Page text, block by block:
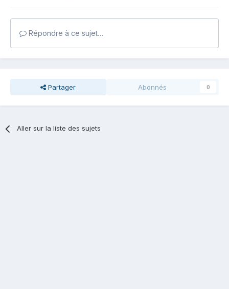
Répondre à ce sujet…
Partager Abonnés 0
Aller sur la liste des sujets